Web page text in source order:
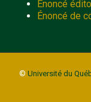
Énoncé
Énoncé de
© Université du